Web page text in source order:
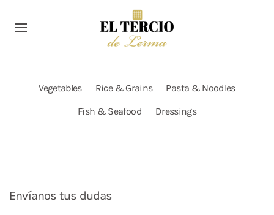
Vegetables Rice & Grains
Pasta & Noodles
Fish & Seafood
Dressings
Envíanos tus dudas